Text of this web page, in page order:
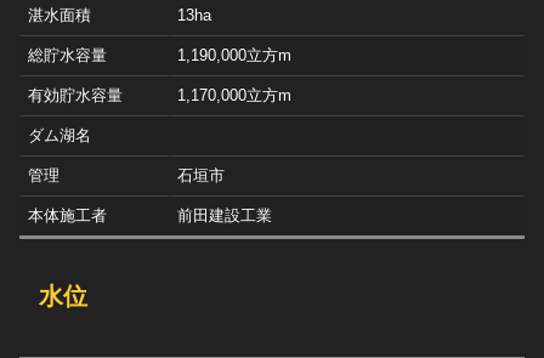
湛水面積 13ha
総貯水容量 1,190,000立方m
有効貯水容量 1,170,000立方m
ダム湖名
管理 石垣市
本体施工者 前田建設工業
水位